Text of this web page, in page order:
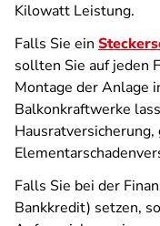
Kilowatt Leistung.
Falls Sie ein
sollten Sie auf jeden
Montage der Anlage
Balkonkraftwerke
Falls Sie bei der
Bankkredit) setzen,